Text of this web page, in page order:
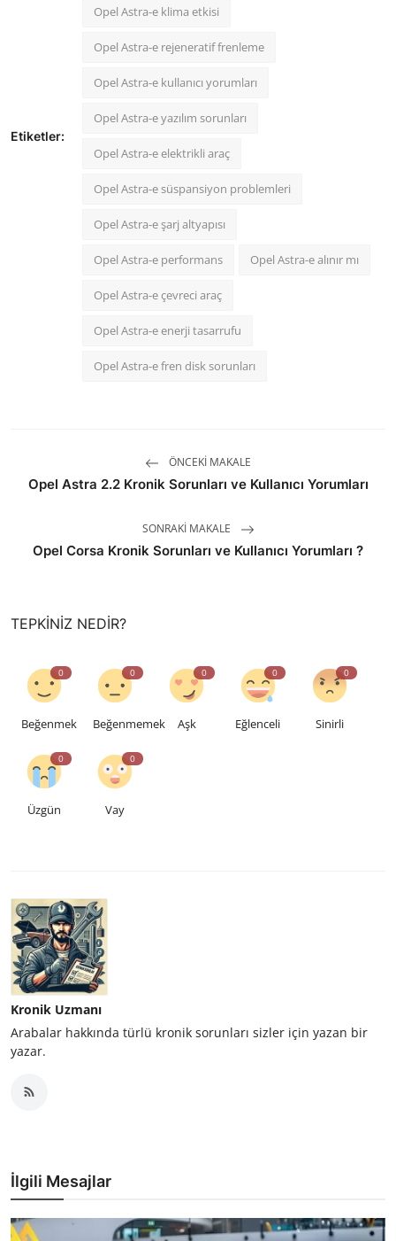
Etiketler:
Opel Astra-e klima etkisi
Opel Astra-e rejeneratif frenleme
Opel Astra-e kullanıcı yorumları
Opel Astra-e yazılım sorunları
Opel Astra-e elektrikli araç
Opel Astra-e süspansiyon problemleri
Opel Astra-e şarj altyapısı
Opel Astra-e performans Opel Astra-e alınır mı
Opel Astra-e çevreci araç
Opel Astra-e enerji tasarrufu
Opel Astra-e fren disk sorunları
ÖNCEKI MAKALE
Opel Astra 2.2 Kronik Sorunları ve Kullanıcı Yorumları
SONRAKI MAKALE
Opel Corsa Kronik Sorunları ve Kullanıcı Yorumları ?
TEPKINIZ NEDIR?
0
Beğenmek
0
Beğenmemek
0
Aşk
0
Eğlenceli
0
Sinirli
0
Üzgün
0
Vay
Kronik Uzmanı
Arabalar hakkında türlü kronik sorunları sizler için yazan bir
yazar.
İlgili Mesajlar